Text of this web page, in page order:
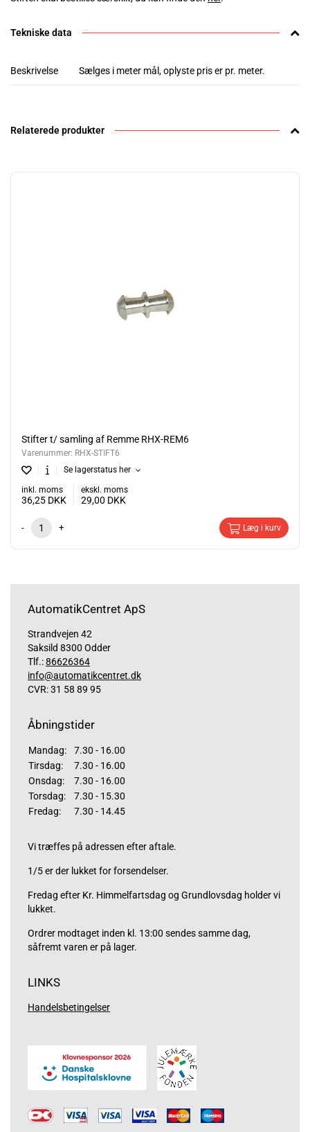
Tekniske data
Beskrivelse Sælges i meter mål, oplyste pris er pr. meter.
Relaterede produkter
Stifter t/ samling af Remme RHX-REM6
Varenummer: RHX-STIFT6
Se lagerstatus her
inkl. moms
36,25 DKK
ekskl. moms
29,00 DKK
- + Læg i kurv
AutomatikCentret ApS
Strandvejen 42
Saksild 8300 Odder
Tlf.:86626364
info@automatikcentret.dk
CVR: 31 58 89 95
Åbningstider
Mandag:
7.30 - 16.00
Tirsdag:
7.30 - 16.00
Onsdag:
7.30 - 16.00
Torsdag:
7.30 - 15.30
Fredag:
7.30 - 14.45
Vi træffes på adressen efter aftale.
1/5 er der lukket for forsendelser.
Fredag efter Kr. Himmelfartsdag og Grundlovsdag holder vi
lukket.
Ordrer modtaget inden kl. 13:00 sendes samme dag,
såfremt varen er på lager.
LINKS
Handelsbetingelser